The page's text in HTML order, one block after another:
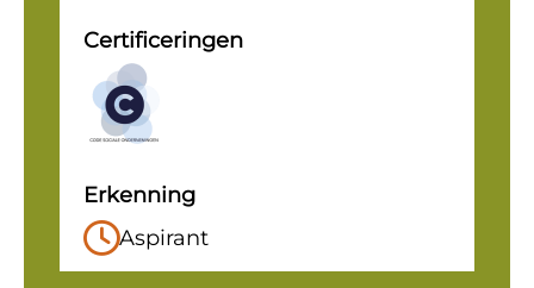
Certificeringen
Erkenning
Aspirant